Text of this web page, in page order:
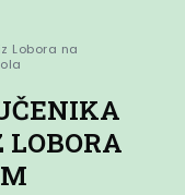
Lobora na
LOBORA